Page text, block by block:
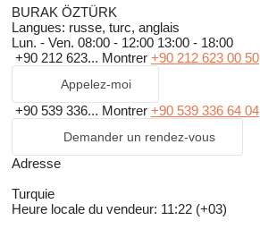
BURAK ÖZTÜRK
Langues: russe, turc, anglais
Lun. - Ven. 08:00 - 12:00 13:00 - 18:00
+90 212 623... Montrer +90 212 623 00 50
Appelez-moi
+90 539 336... Montrer +90 539 336 64 04
Demander un rendez-vous
Adresse
Turquie
Heure locale du vendeur: 11:22 (+03)